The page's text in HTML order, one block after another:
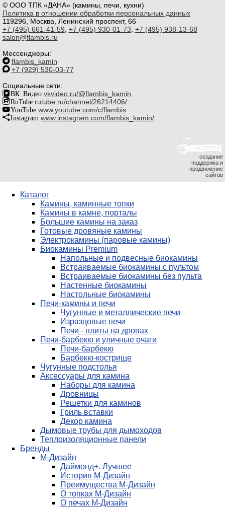
© ООО ТПК «ДАНА» (камины, печи, кухни)
Политика в отношении обработки персональных данных
119296, Москва, Ленинский проспект, 66
+7 (495) 661-41-59 +7 (495) 930-01-73 +7 (495) 938-13-68
salon@flambis.ru
Мессенджеры:
flambis_kamin
+7 (929) 530-03-77
Социальные сети:
ВК Видео vkvideo.ru/@flambis_kamin
RuTube rutube.ru/channel/26214406/
YouTube www.youtube.com/c/flambis
Instagram www.instagram.com/flambis_kamin/
создание
поддержка и
продвижение
сайтов
Каталог
Камины, каминные топки
Камины в камне, порталы
Большие камины на заказ
Готовые дровяные камины
Электрокамины (паровые камины)
Биокамины Premium
Напольные и подвесные биокамины
Встраиваемые биокамины с пультом
Встраиваемые биокамины без пульта
Настенные биокамины
Настольные биокамины
Печи-камины и печи
Чугунные и металлические печи
Изразцовые печи
Печи - плиты на дровах
Печи-барбекю и уличные очаги
Печи-барбекю
Барбекю-кострище
Чугунные подстолья
Аксессуары для камина
Наборы для камина
Дровницы
Решетки для каминов
Гриль вставки
Декор камина
Дымовые трубы для дымоходов
Теплоизоляционные панели
Бренды
М-Дизайн
Даймонд+. Лучшее
История М-Дизайн
Преимущества М-Дизайн
О топках М-Дизайн
О печах М-Дизайн